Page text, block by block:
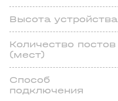
Высота устройства
Количество постов
(мест)
Способ
подключения